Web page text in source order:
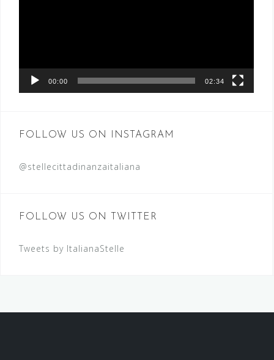
00:00 02:34
FOLLOW US ON INSTAGRAM
@stellecittadinanzaitaliana
FOLLOW US ON TWITTER
Tweets by ItalianaStelle